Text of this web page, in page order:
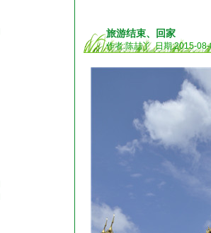
旅游结束、回家
作者:陈喆丫 日期:2015-